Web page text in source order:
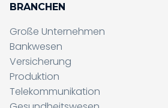
BRANCHEN
Große Unternehmen
Bankwesen
Versicherung
Produktion
Telekommunikation